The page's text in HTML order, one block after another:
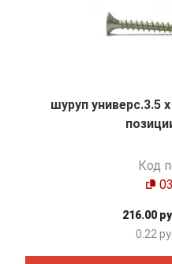
шуруп универс.3.5
Код
216.00
0.22